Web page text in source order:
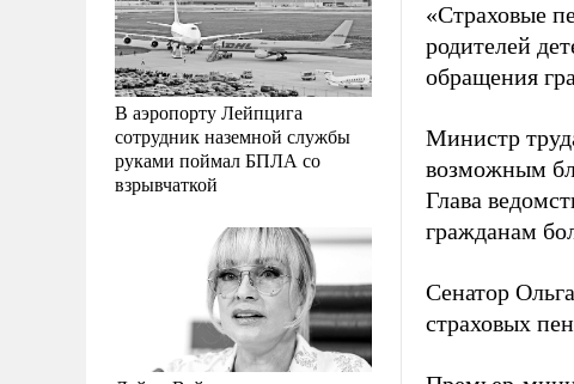
В аэропорту Лейпцига
сотрудник наземной службы
руками поймал БПЛА со
взрывчаткой
«Страховые
родителей
обращения
Министр
возможным
Глава
гражданам
Сенатор
страховых